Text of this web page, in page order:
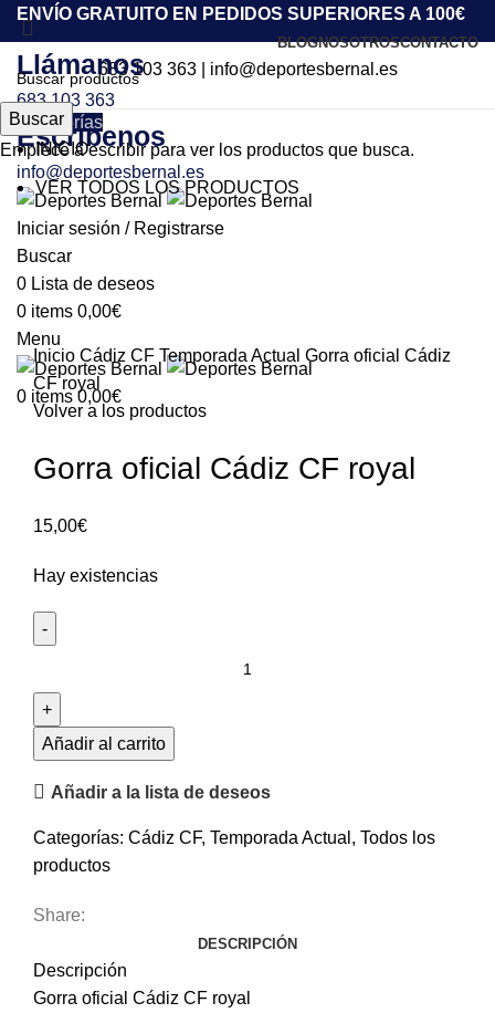
ENVÍO GRATUITO EN PEDIDOS SUPERIORES A 100€
BLOGNOSOTROSCONTACTO
683 103 363| info@deportesbernal.es
Llámanos
683 103 363
Escríbenos
info@deportesbernal.es
Iniciar sesión / Registrarse
Buscar
0 Lista de deseos
0 items 0,00€
Menu
0 items 0,00€
Categorías
INICIO
VER TODOS LOS PRODUCTOS
Click to enlarge
Inicio Cádiz CF Temporada Actual Gorra oficial Cádiz
CF royal
Volver a los productos
Gorra oficial Cádiz CF royal
15,00€
Hay existencias
Añadir al carrito
Añadir a la lista de deseos
Categorías: Cádiz CF, Temporada Actual , Todos los
productos
Share:
DESCRIPCIÓN
Descripción
Gorra oficial Cádiz CF royal
Buscar
Empiece a escribir para ver los productos que busca.